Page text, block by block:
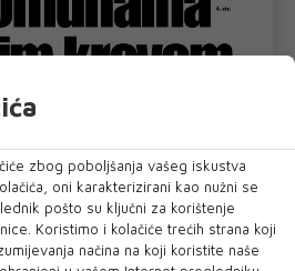
zbog poboljšanja vašeg iskustva
oni karakterizirani kao nužni se
pošto su ključni za korištenje
Koristimo i kolačiće trećih strana koji
načina na koji koristite naše